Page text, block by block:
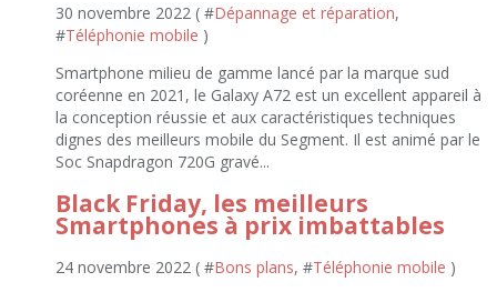
30 novembre 2022 ( #Dépannage et réparation,
#Téléphonie mobile )
Smartphone milieu de gamme lancé par la marque sud
coréenne en 2021, le Galaxy A72 est un excellent appareil à
la conception réussie et aux caractéristiques techniques
dignes des meilleurs mobile du Segment. Il est animé par le
Soc Snapdragon 720G gravé...
Black Friday, les meilleurs
Smartphones à prix imbattables
24 novembre 2022 ( #Bons plans, #Téléphonie mobile )